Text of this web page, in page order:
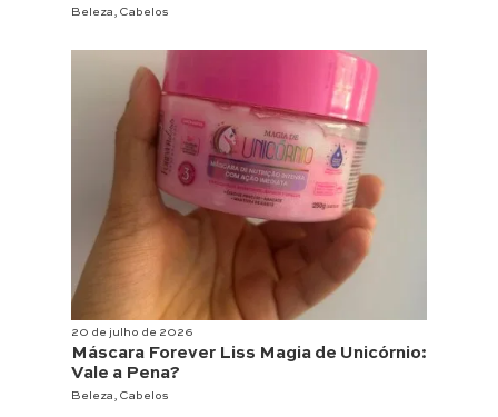
Beleza Cabelos
20 de julho de 2026
Máscara Forever Liss Magia de Unicórnio:
Vale a Pena?
Beleza Cabelos